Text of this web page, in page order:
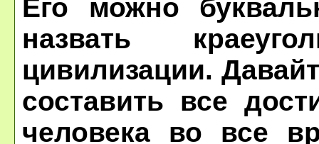
Его можно
назвать
цивилизации.
составить все
человека во все